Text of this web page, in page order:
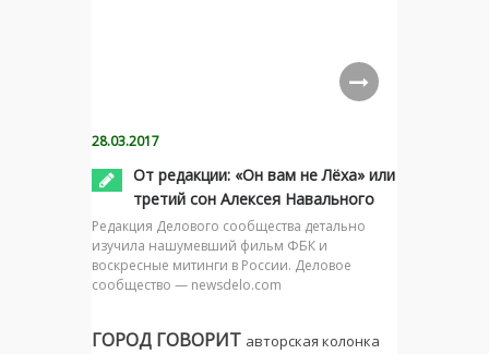
28.03.2017
От редакции: «Он вам не Лёха» или
третий сон Алексея Навального
Редакция Делового сообщества детально
изучила нашумевший фильм ФБК и
воскресные митинги в России. Деловое
сообщество — newsdelo.com
ГОРОД ГОВОРИТ авторская колонка